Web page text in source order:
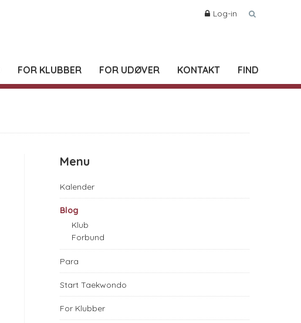
Log-in
FOR KLUBBER FOR UDØVER KONTAKT FIND
Menu
Kalender
Blog
Klub
Forbund
Para
Start Taekwondo
For Klubber